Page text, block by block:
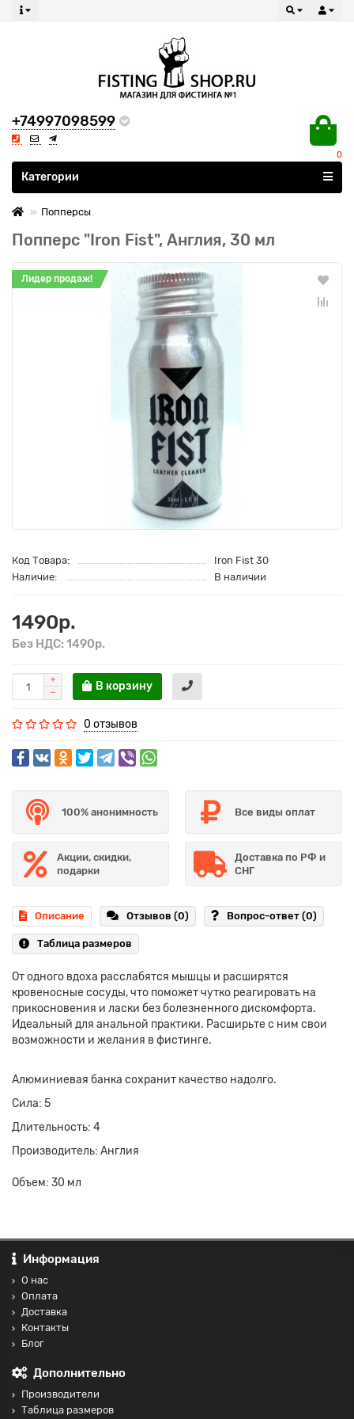
+74997098599
0
Все категории
Категории
Попперсы
Попперс "Iron Fist", Англия, 30 мл
Лидер продаж!
Код Товара:
Iron Fist 30
Наличие:
В наличии
1490р.
Без НДС: 1490р.
В корзину
0 отзывов
100% анонимность Все виды оплат
Акции, скидки,
подарки
Доставка по РФ и
СНГ
Описание Отзывов (0) Вопрос-ответ (0)
Таблица размеров
От одного вдоха расслабятся мышцы и расширятся
кровеносные сосуды, что поможет чутко реагировать на
прикосновения и ласки без болезненного дискомфорта.
Идеальный для анальной практики. Расширьте с ним свои
возможности и желания в фистинге.
Алюминиевая банка сохранит качество надолго.
Сила: 5
Длительность: 4
Производитель: Англия
Объем: 30 мл
Информация
О нас
Оплата
Доставка
Контакты
Блог
Дополнительно
Производители
Таблица размеров